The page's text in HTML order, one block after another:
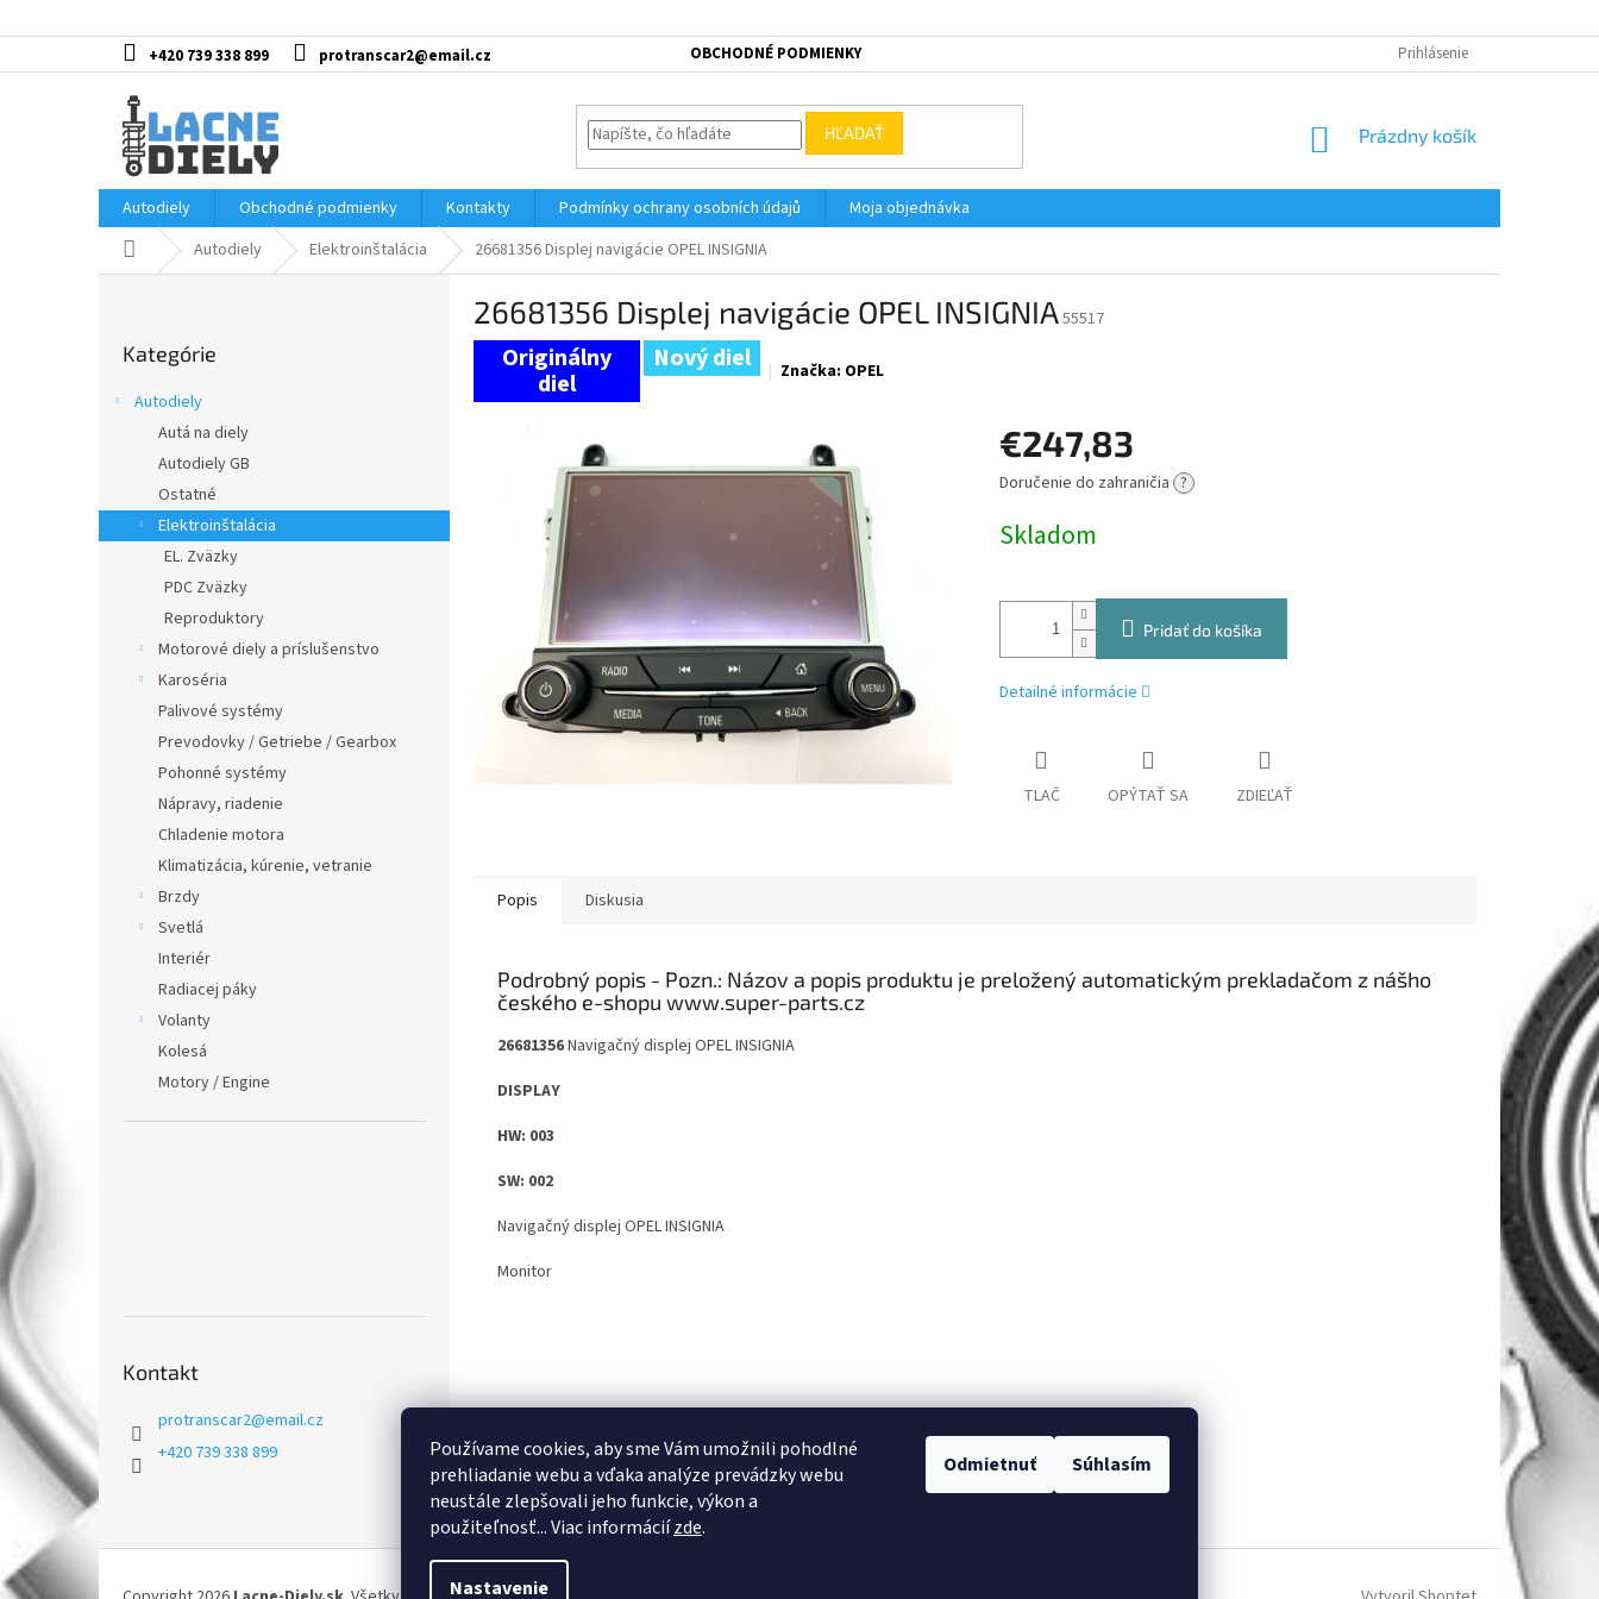
Používame cookies, aby sme Vám umožnili pohodlné
prehliadanie webu a vďaka analýze prevádzky webu
neustále zlepšovali jeho funkcie, výkon a
použiteľnosť... Viac informáciízde.
Nastavenie
Odmietnuť Súhlasím
na
+420 739 338 899 protranscar2@email.cz OBCHODNÉ PODMIENKY Prihlásenie
HĽADAŤ
NÁKUPNÝ
Prázdny košík
Autodiely Obchodné podmienky Kontakty Podmínky ochrany osobních údajů
Moja objednávka
DomovAutodiely Elektroinštalácia 26681356 Displej navigácie OPEL INSIGNIA
kategórie
Kategórie
Autodiely
Autá na diely
Autodiely GB
Ostatné
Elektroinštalácia
EL. Zväzky
PDC Zväzky
Reproduktory
Motorové diely a príslušenstvo
Karoséria
Palivové systémy
Prevodovky / Getriebe / Gearbox
Pohonné systémy
Nápravy, riadenie
Chladenie motora
Klimatizácia, kúrenie, vetranie
Brzdy
Svetlá
Interiér
Radiacej páky
Volanty
Kolesá
Motory / Engine
Kontakt
protranscar2@email.cz
+420 739 338 899
26681356 Displej navigácie OPEL INSIGNIA55517
Nový diel Značka: OPEL
€247,83
Jednotková
Doručenie do zahraničia ?
Skladom
Pridať do košíka
Detailné informácie
TLAČ OPÝTAŤ SA ZDIEĽAŤ
Popis Diskusia
Podrobný popis
26681356Navigačný displej OPEL INSIGNIA
DISPLAY
HW: 003
SW: 002
Navigačný displej OPEL INSIGNIA
Monitor
á